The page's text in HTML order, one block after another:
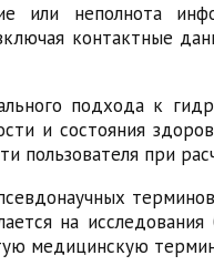
или неполнота
контактные
подхода к
и состояния
при
на
медицинскую